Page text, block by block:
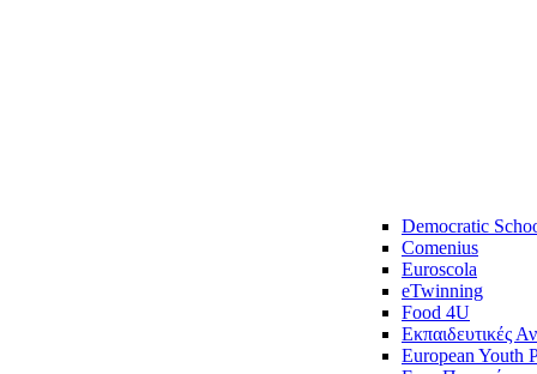
Democratic
Comenius
Euroscola
eTwinning
Food 4U
Εκπαιδευτικές
European Youth